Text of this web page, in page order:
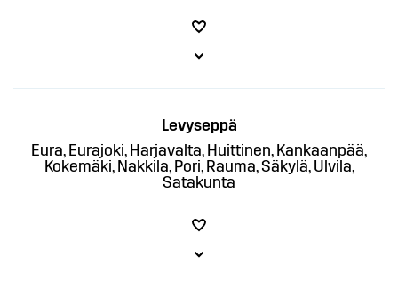
Levyseppä
Eura, Eurajoki, Harjavalta, Huittinen, Kankaanpää,
Kokemäki, Nakkila, Pori, Rauma, Säkylä, Ulvila,
Satakunta